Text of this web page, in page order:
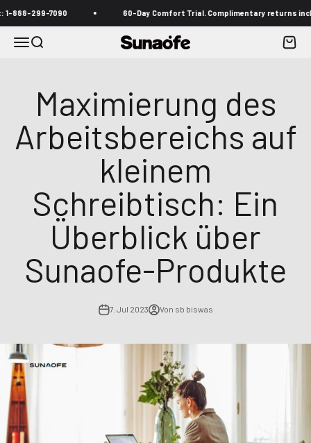
299-7090 60-Day Comfort Trial. Complimentary returns included
MenüSuche Sunaofe
Maximierung des
Arbeitsbereichs auf
kleinem
Schreibtisch: Ein
Überblick über
Sunaofe-Produkte
7. Jul 2023 Von sb biswas